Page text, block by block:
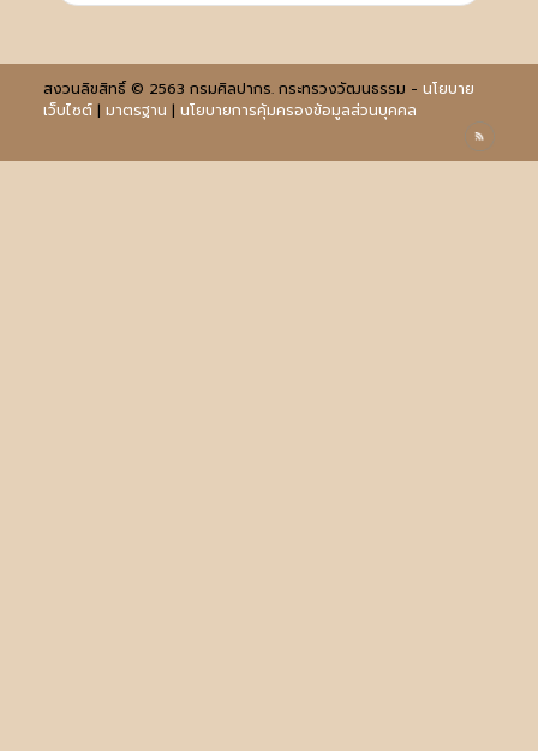
สงวนลิขสิทธิ์ © 2563 กรมศิลปากร. กระทรวงวัฒนธรรม - นโยบาย
เว็บไซต์| มาตรฐาน | นโยบายการคุ้มครองข้อมูลส่วนบุคคล